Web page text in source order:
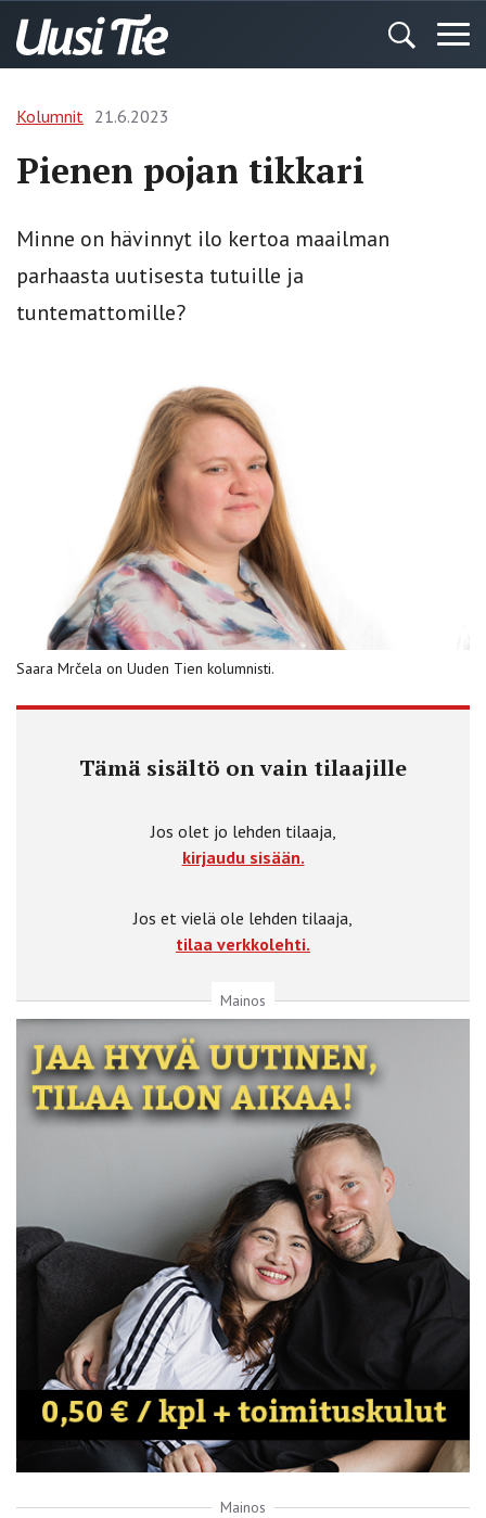
Kolumnit 21.6.2023
Pienen pojan tikkari
Minne on hävinnyt ilo kertoa maailman
parhaasta uutisesta tutuille ja
tuntemattomille?
Saara Mrčela on Uuden Tien kolumnisti.
Tämä sisältö on vain tilaajille
Jos olet jo lehden tilaaja,
kirjaudu sisään.
Jos et vielä ole lehden tilaaja,
tilaa verkkolehti.
Mainos
Mainos